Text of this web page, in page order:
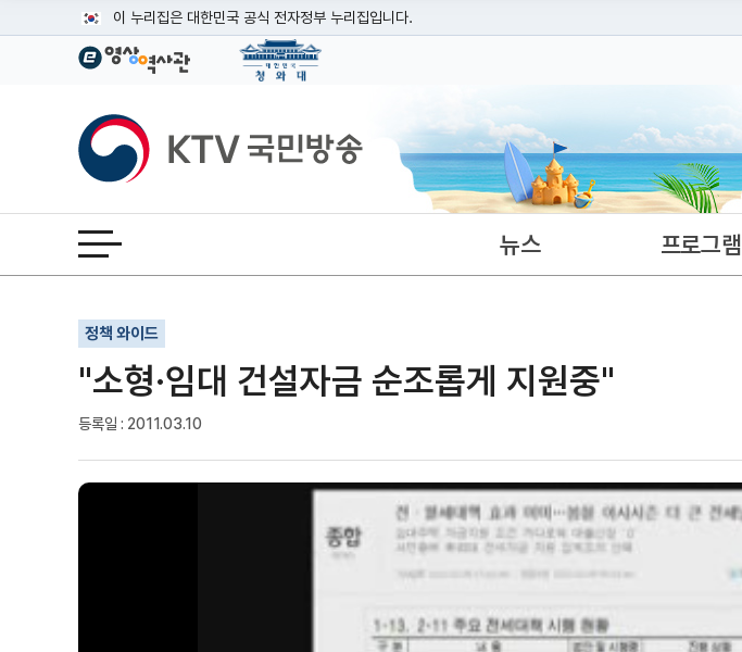
이 누리집은 대한민국 공식 전자정부 누리집입니다.
공식 누리집 주소 확인하기
이밖에 or.kr 또는 .kr등 다른 도메인 주소를 사용하고 있다면 아래 URL에서 도메인 주소를 확인해 보세요
운영중인 공식 누리집보기
KTV국민방송
전체메뉴 열기 뉴스 프로그램
정책 와이드
"소형·임대 건설자금 순조롭게 지원중"
등록일 : 2011.03.10
기사인쇄
글자확대
글자축소